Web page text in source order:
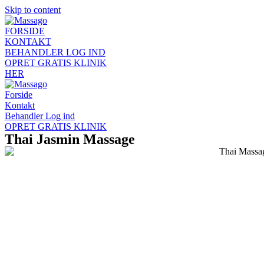
Skip to content
FORSIDE
KONTAKT
BEHANDLER LOG IND
OPRET GRATIS KLINIK
HER
Forside
Kontakt
Behandler Log ind
OPRET GRATIS KLINIK
Thai Jasmin Massage